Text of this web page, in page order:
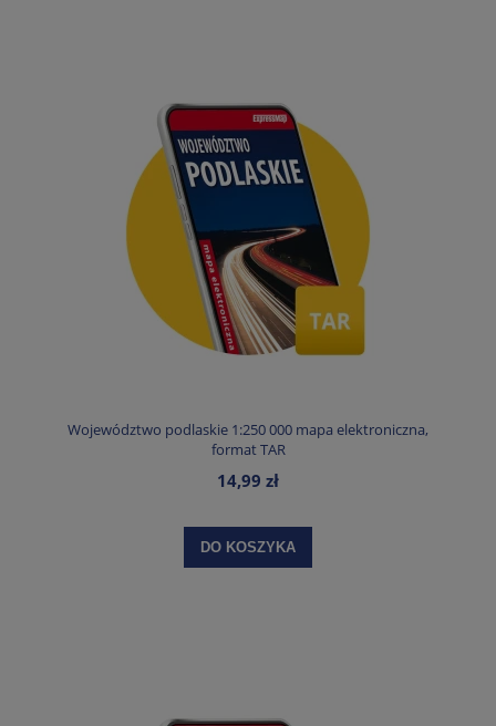
Województwo podlaskie 1:250 000 mapa elektroniczna,
format TAR
14,99 zł
DO KOSZYKA